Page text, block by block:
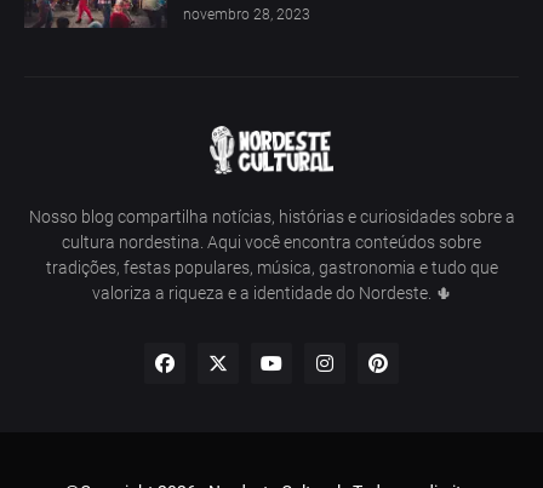
novembro 28, 2023
Nosso blog compartilha notícias, histórias e curiosidades sobre a
cultura nordestina. Aqui você encontra conteúdos sobre
tradições, festas populares, música, gastronomia e tudo que
valoriza a riqueza e a identidade do Nordeste. 🌵